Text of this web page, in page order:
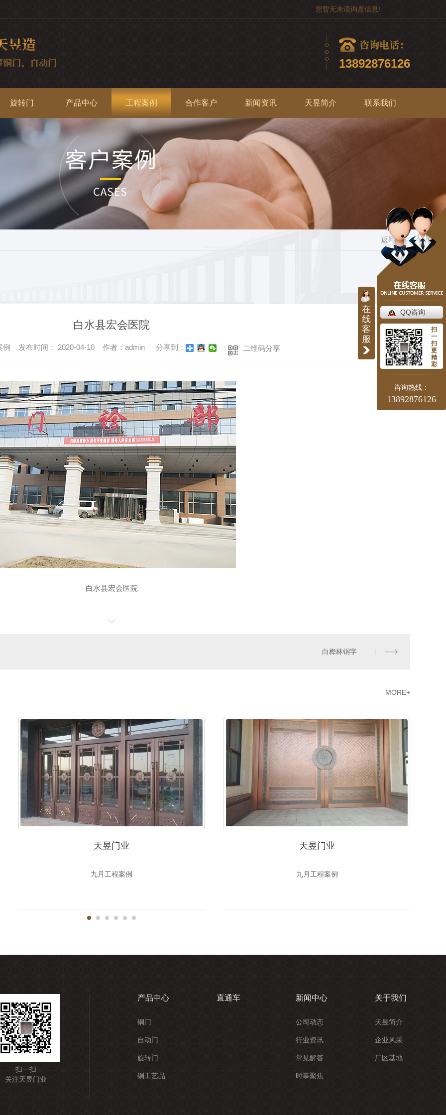
您暂无未读询盘信息!
13892876126
旋转门 产品中心 工程案例 合作客户 新闻资讯 天昱简介 联系我们
返回
白水县宏会医院
例 发布时间： 2020-04-10 作者：admin 分享到： 二维码分享
白水县宏会医院
白桦林铜字
MORE+
天昱门业
九月工程案例
天昱门业
九月工程案例
扫一扫
关注天昱门业
产品中心
铜门
自动门
旋转门
铜工艺品
直通车 新闻中心
公司动态
行业资讯
常见解答
时事聚焦
关于我们
天昱简介
企业风采
厂区基地
在
线
客
服
QQ咨询
扫
一
扫
更
精
彩
咨询热线：
13892876126